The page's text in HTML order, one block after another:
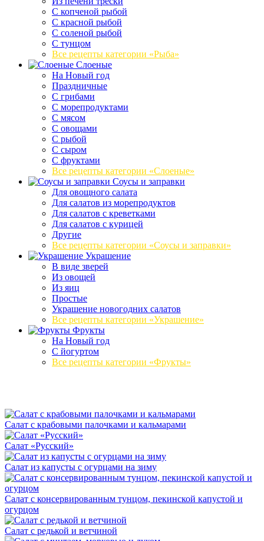
С копченой рыбой
С красной рыбой
С соленой рыбой
С тунцом
Все рецепты категории «Рыба»
Слоеные
На Новый год
Праздничные
С грибами
С морепродуктами
С мясом
С овощами
С рыбой
С сыром
С фруктами
Все рецепты категории «Слоеные»
Соусы и заправки
Для овощного салата
Для салатов из морепродуктов
Для салатов с креветками
Для салатов с курицей
Другие
Все рецепты категории «Соусы и заправки»
Украшение
В виде зверей
Из овощей
Из яиц
Простые
Украшение новогодних салатов
Все рецепты категории «Украшение»
Фрукты
На Новый год
С йогуртом
Все рецепты категории «Фрукты»
Салат с крабовыми палочками и кальмарами
Салат «Русский»
Салат из капусты с огурцами на зиму
Салат с консервированным тунцом, пекинской капустой и
огурцом
Салат с редькой и ветчиной